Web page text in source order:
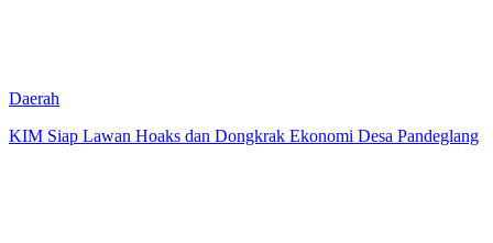
Daerah
KIM Siap Lawan Hoaks dan Dongkrak Ekonomi Desa Pandeglang